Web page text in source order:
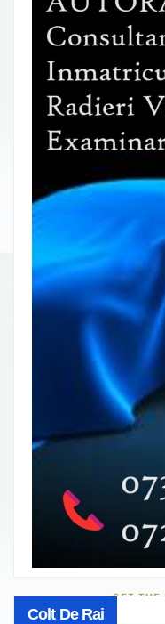
Colt De Rai